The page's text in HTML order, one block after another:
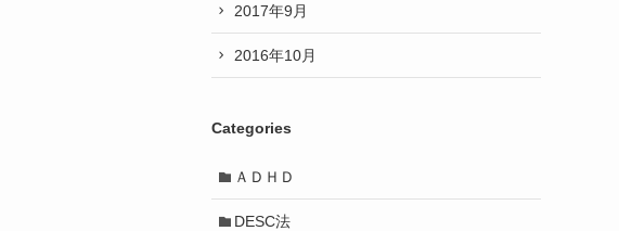
2017年9月
2016年10月
Categories
ＡＤＨＤ
DESC法